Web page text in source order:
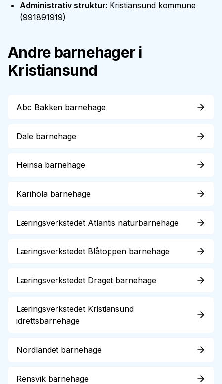
Administrativ struktur: Kristiansund kommune
(991891919)
Andre barnehager i
Kristiansund
Abc Bakken barnehage
Dale barnehage
Heinsa barnehage
Karihola barnehage
Læringsverkstedet Atlantis naturbarnehage
Læringsverkstedet Blåtoppen barnehage
Læringsverkstedet Draget barnehage
Læringsverkstedet Kristiansund
idrettsbarnehage
Nordlandet barnehage
Rensvik barnehage